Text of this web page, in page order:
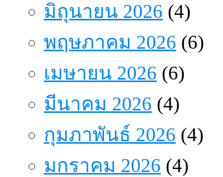
มิถุนายน 2026 (4)
พฤษภาคม 2026 (6)
เมษายน 2026 (6)
มีนาคม 2026 (4)
กุมภาพันธ์ 2026 (4)
มกราคม 2026 (4)